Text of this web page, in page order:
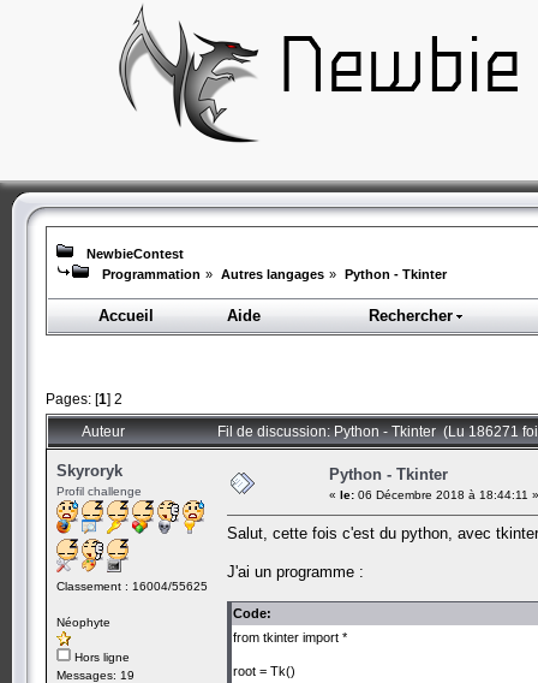
NewbieContest
Programmation » Autres langages » Python - Tkinter
Accueil Aide Rechercher
Pages: [1] 2
Auteur Fil de discussion: Python - Tkinter (Lu 186271
Skyroryk
Profil challenge
Classement : 16004/55625
Néophyte
Hors ligne
Messages: 19
Python - Tkinter
« le: 06 Décembre 2018 à 18:44:11 »
Salut, cette fois c'est du python, avec
J'ai un programme :
Code:
from tkinter import *
root = Tk()